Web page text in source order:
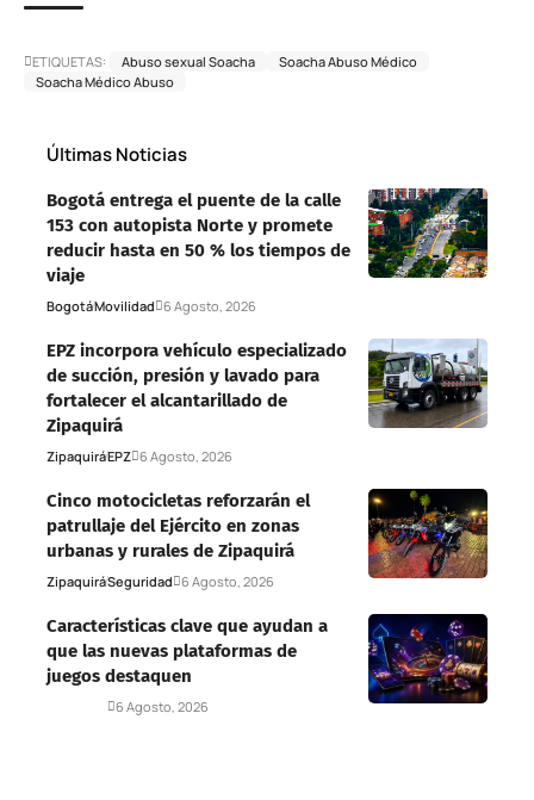
ETIQUETAS: Abuso sexual Soacha
Soacha Abuso Médico
Soacha Médico Abuso
Últimas Noticias
Bogotá entrega el puente de la calle
153 con autopista Norte y promete
reducir hasta en 50 % los tiempos de
viaje
BogotáMovilidad 6 Agosto, 2026
EPZ incorpora vehículo especializado
de succión, presión y lavado para
fortalecer el alcantarillado de
Zipaquirá
ZipaquiráEPZ 6 Agosto, 2026
Cinco motocicletas reforzarán el
patrullaje del Ejército en zonas
urbanas y rurales de Zipaquirá
ZipaquiráSeguridad 6 Agosto, 2026
Características clave que ayudan a
que las nuevas plataformas de
juegos destaquen
6 Agosto, 2026